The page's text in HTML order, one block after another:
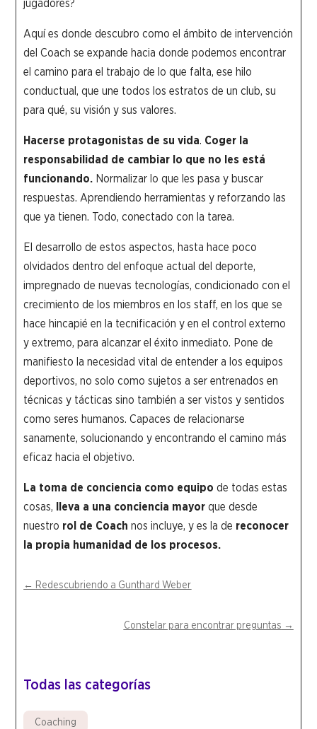
jugadores?
Aquí es donde descubro como el ámbito de intervención
del Coach se expande hacia donde podemos encontrar
el camino para el trabajo de lo que falta, ese hilo
conductual, que une todos los estratos de un club, su
para qué, su visión y sus valores.
Hacerse protagonistas de su vida. Coger la
responsabilidad de cambiar lo que no les está
funcionando. Normalizar lo que les pasa y buscar
respuestas. Aprendiendo herramientas y reforzando las
que ya tienen. Todo, conectado con la tarea.
El desarrollo de estos aspectos, hasta hace poco
olvidados dentro del enfoque actual del deporte,
impregnado de nuevas tecnologías, condicionado con el
crecimiento de los miembros en los staff, en los que se
hace hincapié en la tecnificación y en el control externo
y extremo, para alcanzar el éxito inmediato. Pone de
manifiesto la necesidad vital de entender a los equipos
deportivos, no solo como sujetos a ser entrenados en
técnicas y tácticas sino también a ser vistos y sentidos
como seres humanos. Capaces de relacionarse
sanamente, solucionando y encontrando el camino más
eficaz hacia el objetivo.
La toma de conciencia como equipo de todas estas
cosas, lleva a una conciencia mayor que desde
nuestro rol de Coach nos incluye, y es la de reconocer
la propia humanidad de los procesos.
← Redescubriendo a Gunthard Weber
Constelar para encontrar preguntas →
Todas las categorías
Coaching